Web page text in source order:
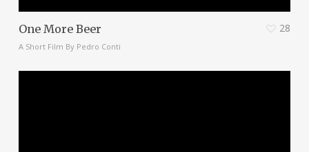
One More Beer
A Short Film By Pedro Conti
28